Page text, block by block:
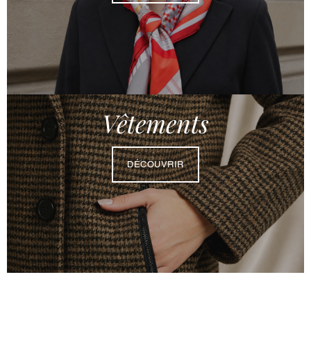
Vêtements
DÉCOUVRIR